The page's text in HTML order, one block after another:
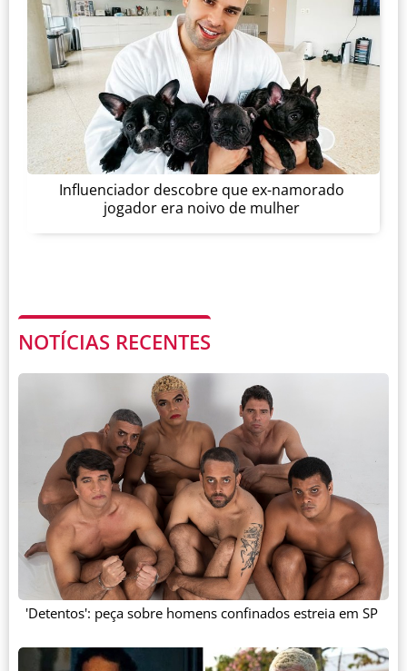
Influenciador descobre que ex-namorado
jogador era noivo de mulher
NOTÍCIAS RECENTES
'Detentos': peça sobre homens confinados estreia em SP